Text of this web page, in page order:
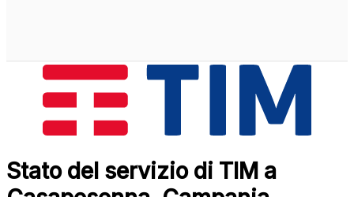
Stato del servizio di TIM a